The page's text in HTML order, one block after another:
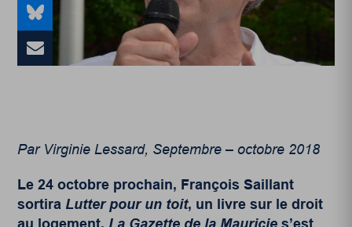
Par Virginie Lessard, Septembre – octobre 2018
Le 24 octobre prochain, François Saillant
sortira Lutter pour un toit, un livre sur le droit
au logement. La Gazette de la Mauricie s’est